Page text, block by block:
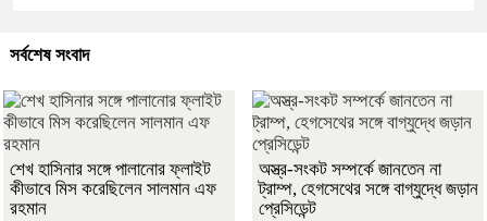
সর্বশেষ সংবাদ
শেখ হাসিনার সঙ্গে পালানোর ফ্লাইট
কীভাবে মিস করেছিলেন সালমান এফ
রহমান
অস্ত্র-সংকট সম্পর্কে জানতেন না
ট্রাম্প, হেগসেথের সঙ্গে বাগ্‌যুদ্ধে জড়ান
প্রেসিডেন্ট